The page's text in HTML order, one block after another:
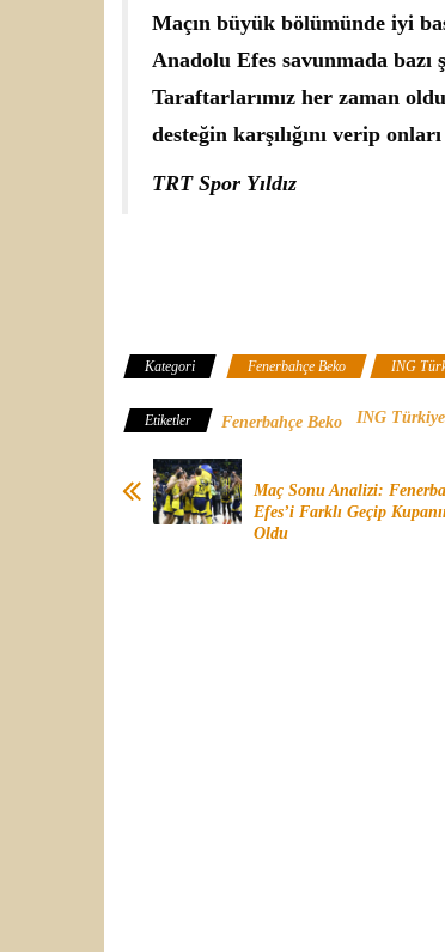
Maçın büyük bölümünde iyi
Anadolu Efes savunmada
Taraftarlarımız her zaman
desteğin karşılığını verip
TRT Spor Yıldız
Kategori Fenerbahçe Beko ING
Etiketler Fenerbahçe Beko ING Türkiye
Maç Sonu Analizi:
Efes’i Farklı Geçip
Oldu